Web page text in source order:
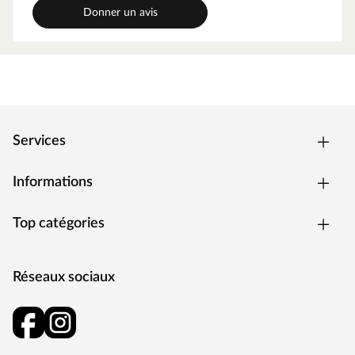
plateforme se trouve un grand bac à sable.
Avec échelle et mur d'escalade
inclus. Il se transforme facilement en toboggan aquatique.
toboggan ; il suffit de percer un trou une seule fois. Le
Montage simple et rapide
rien de temps.
Donner un avis
Services
Informations
Top catégories
Réseaux sociaux